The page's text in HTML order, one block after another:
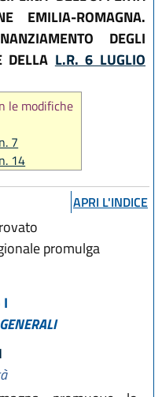
EMILIA-ROMAGNA.
DEGLI
DELLA L.R. 6 LUGLIO
le modifiche
7
14
n. 14
n. 17
APRI L'INDICE
promulga